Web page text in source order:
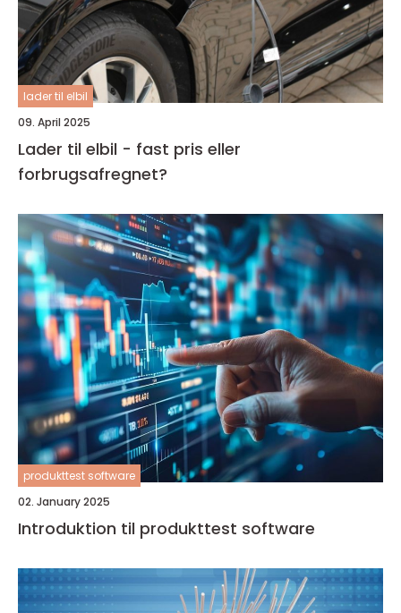
lader til elbil
09. April 2025
Lader til elbil - fast pris eller
forbrugsafregnet?
produkttest software
02. January 2025
Introduktion til produkttest software